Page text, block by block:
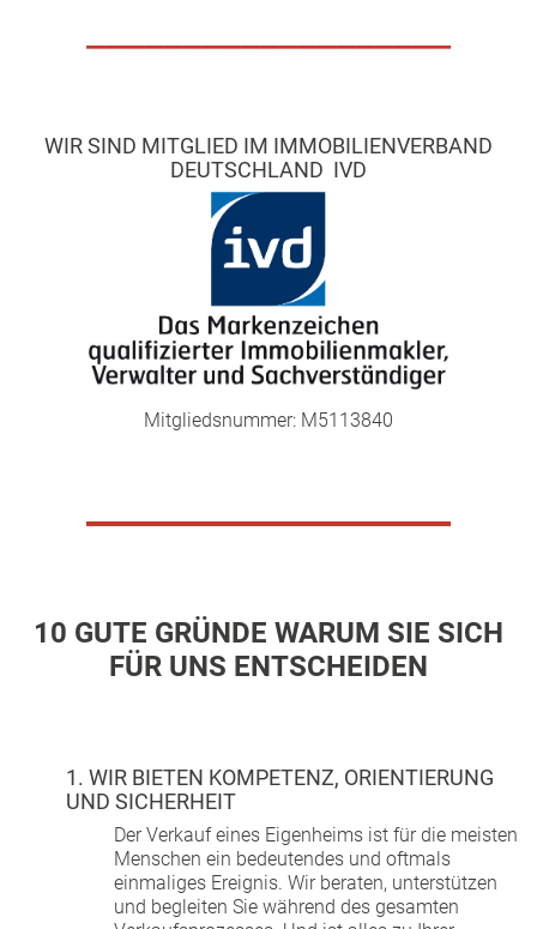
WIR SIND MITGLIED IM IMMOBILIENVERBAND
DEUTSCHLAND IVD
Mitgliedsnummer: M5113840
___________________
10 GUTE GRÜNDE WARUM SIE SICH
FÜR UNS ENTSCHEIDEN
1. WIR BIETEN KOMPETENZ, ORIENTIERUNG
UND SICHERHEIT
Der Verkauf eines Eigenheims ist für die meisten
Menschen ein bedeutendes und oftmals
einmaliges Ereignis. Wir beraten, unterstützen
und begleiten Sie während des gesamten